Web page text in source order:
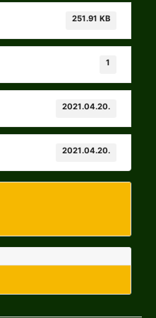
251.91 KB
1
2021.04.20.
2021.04.20.